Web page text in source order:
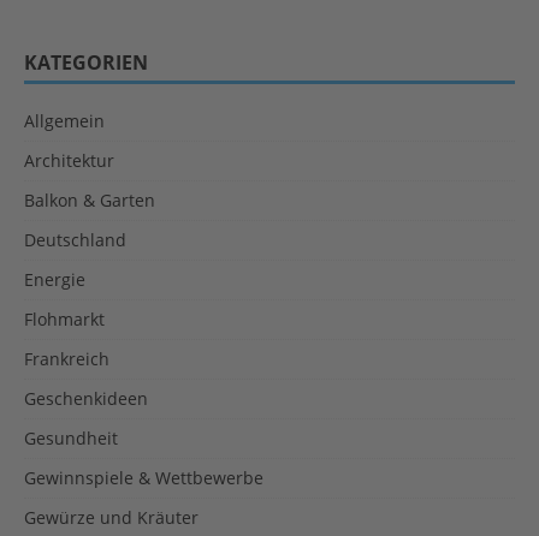
KATEGORIEN
Allgemein
Architektur
Balkon & Garten
Deutschland
Energie
Flohmarkt
Frankreich
Geschenkideen
Gesundheit
Gewinnspiele & Wettbewerbe
Gewürze und Kräuter